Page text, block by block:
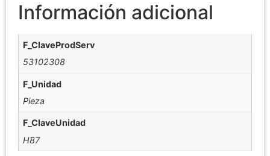
Información adicional
F_ClaveProdServ
53102308
F_Unidad
Pieza
F_ClaveUnidad
H87